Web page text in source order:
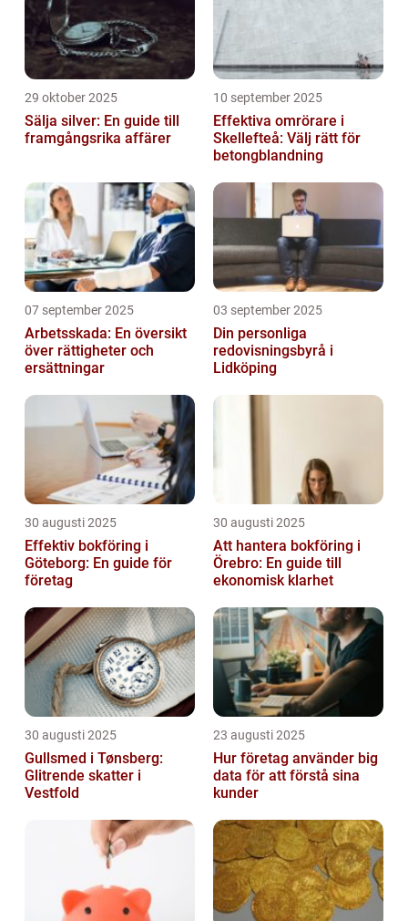
29 oktober 2025
Sälja silver: En guide till
framgångsrika affärer
10 september 2025
Effektiva omrörare i
Skellefteå: Välj rätt för
betongblandning
07 september 2025
Arbetsskada: En översikt
över rättigheter och
ersättningar
03 september 2025
Din personliga
redovisningsbyrå i
Lidköping
30 augusti 2025
Effektiv bokföring i
Göteborg: En guide för
företag
30 augusti 2025
Att hantera bokföring i
Örebro: En guide till
ekonomisk klarhet
30 augusti 2025
Gullsmed i Tønsberg:
Glitrende skatter i
Vestfold
23 augusti 2025
Hur företag använder big
data för att förstå sina
kunder